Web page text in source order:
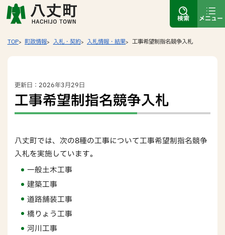
検索 メニュー
TOP 町政情報 入札・契約 入札情報・結果 工事希望制指名競争入札
更新日：2026年3月29日
工事希望制指名競争入札
八丈町では、次の8種の工事について工事希望制指名競争
入札を実施しています。
一般土木工事
建築工事
道路舗装工事
橋りょう工事
河川工事